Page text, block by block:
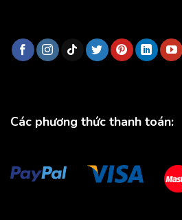
Các phương thức thanh toán: